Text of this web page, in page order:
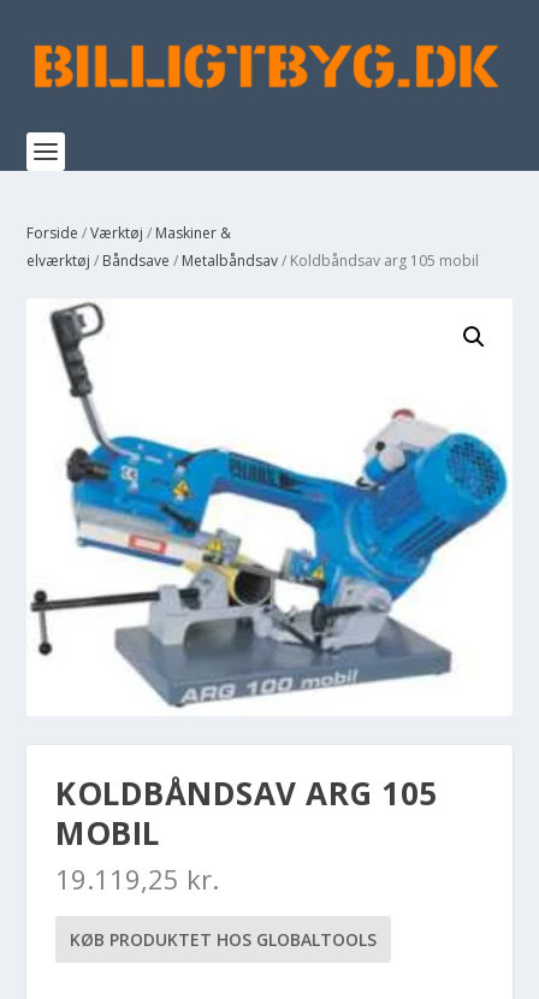
Forside /Værktøj / Maskiner &
elværktøj / Båndsave / Metalbåndsav/ Koldbåndsav arg 105 mobil
KOLDBÅNDSAV ARG 105
MOBIL
19.119,25 kr.
KØB PRODUKTET HOS GLOBALTOOLS